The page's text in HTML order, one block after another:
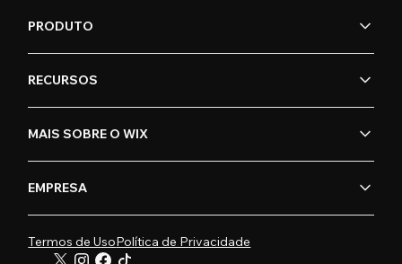
PRODUTO
RECURSOS
MAIS SOBRE O WIX
EMPRESA
Termos de UsoPolítica de Privacidade